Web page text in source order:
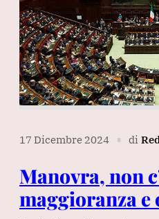
17 Dicembre 2024 ∎ di
Manovra, non
maggioranza e